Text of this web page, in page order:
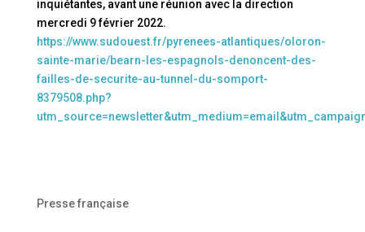
inquiétantes, avant une réunion avec la direction
mercredi 9 février 2022.
https://www.sudouest.fr/pyrenees-atlantiques/oloron-
sainte-marie/bearn-les-espagnols-denoncent-des-
failles-de-securite-au-tunnel-du-somport-
8379508.php?
Presse française